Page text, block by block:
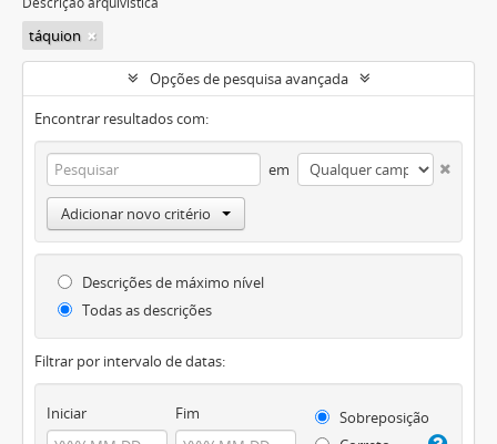
táquion
Opções de pesquisa avançada
Encontrar resultados com:
em
Adicionar novo critério
Descrições de máximo nível
Todas as descrições
Filtrar por intervalo de datas:
Iniciar Fim
Sobreposição